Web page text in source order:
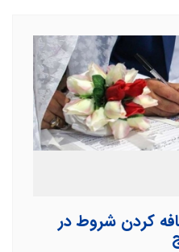
کردن شروط در